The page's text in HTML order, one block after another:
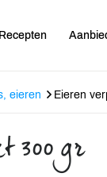
Recepten
eieren Eieren
300 gr